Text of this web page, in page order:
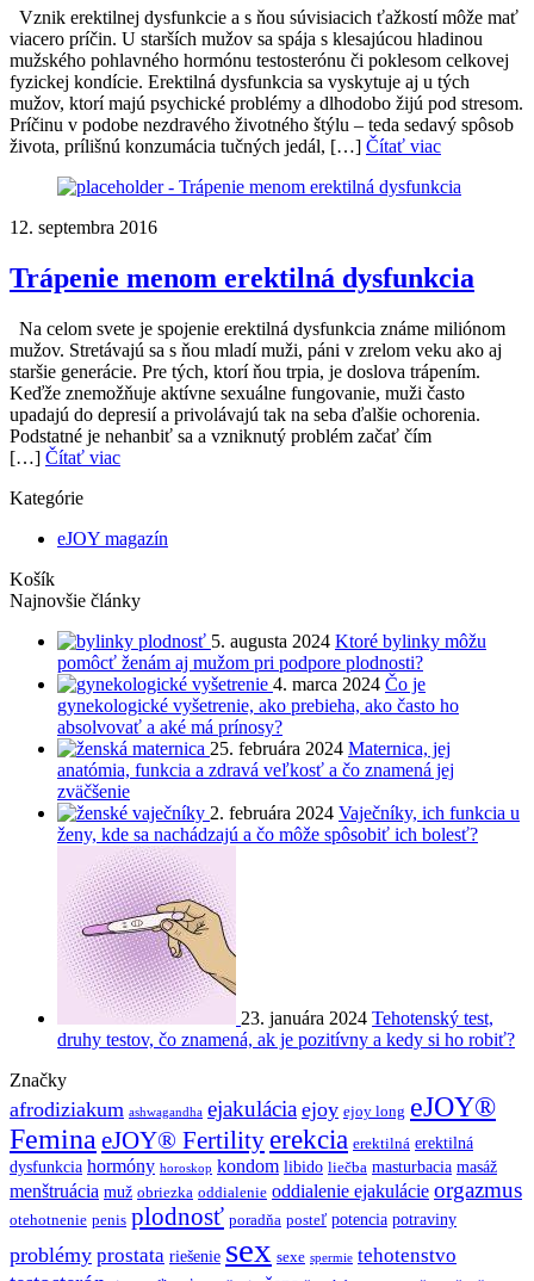
Vznik erektilnej dysfunkcie a s ňou súvisiacich ťažkostí môže mať
viacero príčin. U starších mužov sa spája s klesajúcou hladinou
mužského pohlavného hormónu testosterónu či poklesom celkovej
fyzickej kondície. Erektilná dysfunkcia sa vyskytuje aj u tých
mužov, ktorí majú psychické problémy a dlhodobo žijú pod stresom.
Príčinu v podobe nezdravého životného štýlu – teda sedavý spôsob
života, prílišnú konzumácia tučných jedál, […] Čítať viac
12. septembra 2016
Trápenie menom erektilná dysfunkcia
Na celom svete je spojenie erektilná dysfunkcia známe miliónom
mužov. Stretávajú sa s ňou mladí muži, páni v zrelom veku ako aj
staršie generácie. Pre tých, ktorí ňou trpia, je doslova trápením.
Keďže znemožňuje aktívne sexuálne fungovanie, muži často
upadajú do depresií a privolávajú tak na seba ďalšie ochorenia.
Podstatné je nehanbiť sa a vzniknutý problém začať čím
[…] Čítať viac
Kategórie
eJOY magazín
Košík
Najnovšie články
5. augusta 2024 Ktoré bylinky môžu
pomôcť ženám aj mužom pri podpore plodnosti?
4. marca 2024 Čo je
gynekologické vyšetrenie, ako prebieha, ako často ho
absolvovať a aké má prínosy?
25. februára 2024 Maternica, jej
anatómia, funkcia a zdravá veľkosť a čo znamená jej
zväčšenie
2. februára 2024 Vaječníky, ich funkcia u
ženy, kde sa nachádzajú a čo môže spôsobiť ich bolesť?
23. januára 2024 Tehotenský test,
druhy testov, čo znamená, ak je pozitívny a kedy si ho robiť?
Značky
afrodiziakum ashwagandha ejakulácia ejoy ejoy long eJOY®
Femina eJOY® Fertility erekcia erektilná erektilná
dysfunkcia hormóny horoskop kondom libido liečba masturbacia masáž
menštruácia muž obriezka oddialenie oddialenie ejakulácie orgazmus
otehotnenie penis plodnosť poradňa posteľ potencia potraviny
problémy prostata riešenie sex sexe spermie tehotenstvo